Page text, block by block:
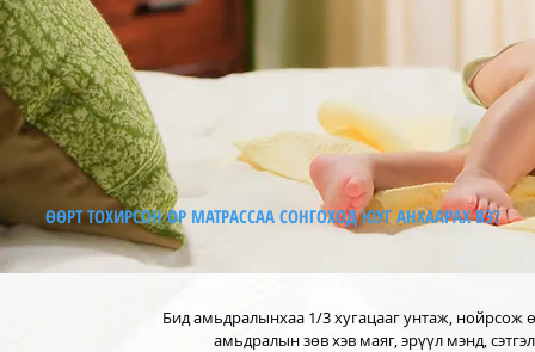
Бид амьдралынхаа 1/3 хугацааг унтаж, нойрсож
амьдралын зѳв хэв маяг, эрүүл мэнд,
ӨӨРТ ТОХИРСОН ОР МАТРАССАА СОНГОХОД ЮУГ АНХААРАХ ВЭ?